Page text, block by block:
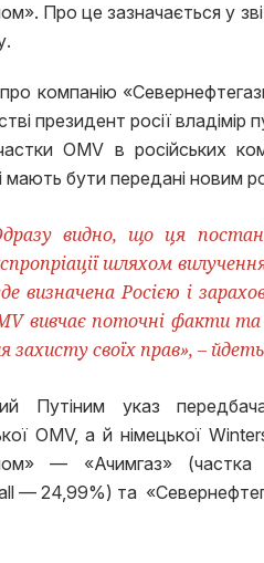
Про це зазначається у
компанію
президент росії владімір
OMV в російських
бути передані новим
видно, що ця
шляхом
визначена Росією і
вивчає поточні факти та
захисту своїх прав», –
Путіним указ
OMV, а й німецької
— «Ачимгаз»
— 24,99%) та